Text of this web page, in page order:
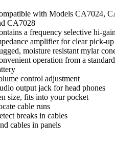
with Models CA7024,
CA7028
a frequency selective hi-
amplifier for clear pick-up
moisture resistant mylar
operation from a
control adjustment
output jack for head phones
size, fits into your pocket
cable runs
breaks in cables
cables in panels